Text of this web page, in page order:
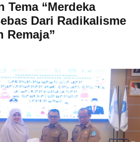
Tema “Merdeka
Dari Radikalisme
Remaja”